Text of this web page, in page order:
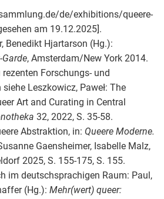
de/exhibitions/queere-
am 19.12.2025].
Benedikt Hjartarson (Hg.):
, Amsterdam/New York 2014.
Forschungs- und
Leszkowicz, Paweł: The
Art and Curating in Central
32, 2022, S. 35-58.
Abstraktion, in: Queere Moderne.
Gaensheimer, Isabelle Malz,
2025, S. 155-175, S. 155.
im deutschsprachigen Raum: Paul,
(Hg.): Mehr(wert) queer: